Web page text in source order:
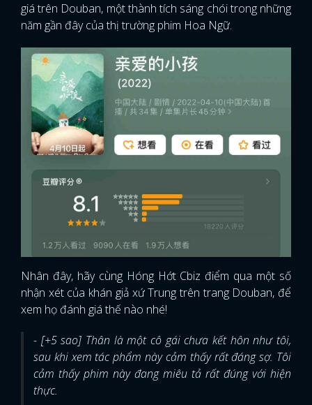
giá trên Douban, một thành tích sáng chói trong những
năm gần đây của thị trường phim Hoa Ngữ.
Nhân đây, hãy cùng Hóng Hớt Cbiz điểm qua một số
nhận xét của khán giả xứ Trung trên trang Douban, để
xem họ đánh giá thế nào nhé!
- [+5 sao] Thân là một cô gái chưa kết hôn như tôi,
sau khi xem tác phẩm này cảm thấy rất đáng sợ. Tôi
cảm thấy phim này đang miêu tả rất đúng với hiện
thực.